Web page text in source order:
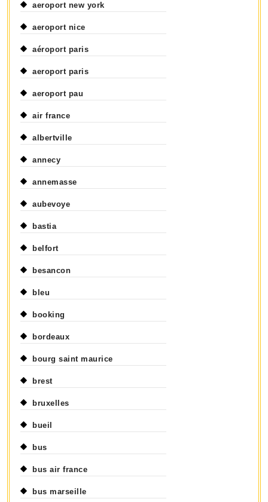
aeroport new york
aeroport nice
aéroport paris
aeroport paris
aeroport pau
air france
albertville
annecy
annemasse
aubevoye
bastia
belfort
besancon
bleu
booking
bordeaux
bourg saint maurice
brest
bruxelles
bueil
bus
bus air france
bus marseille